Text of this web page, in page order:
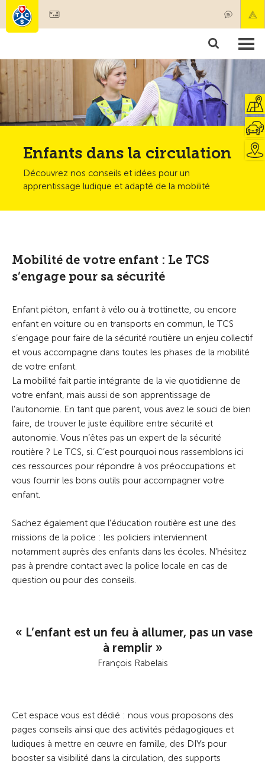
Membres & prestations
Tests, sécurité & santé
Enfants dans la circulation
Découvrez nos conseils et idées pour un
apprentissage ludique et adapté de la mobilité
Mobilité de votre enfant : Le TCS
s’engage pour sa sécurité
Enfant piéton, enfant à vélo ou à trottinette, ou encore
enfant en voiture ou en transports en commun, le TCS
s’engage pour faire de la sécurité routière un enjeu collectif
et vous accompagne dans toutes les phases de la mobilité
de votre enfant.
La mobilité fait partie intégrante de la vie quotidienne de
votre enfant, mais aussi de son apprentissage de
l’autonomie. En tant que parent, vous avez le souci de bien
faire, de trouver le juste équilibre entre sécurité et
autonomie. Vous n’êtes pas un expert de la sécurité
routière ? Le TCS, si. C’est pourquoi nous rassemblons ici
ces ressources pour répondre à vos préoccupations et
vous fournir les bons outils pour accompagner votre
enfant.
Sachez également que l'éducation routière est une des
missions de la police : les policiers interviennent
notamment auprès des enfants dans les écoles. N'hésitez
pas à prendre contact avec la police locale en cas de
question ou pour des conseils.
« L’enfant est un feu à allumer, pas un vase
à remplir »
François Rabelais
Cet espace vous est dédié : nous vous proposons des
pages conseils ainsi que des activités pédagogiques et
ludiques à mettre en œuvre en famille, des DIYs pour
booster sa visibilité dans la circulation, des supports